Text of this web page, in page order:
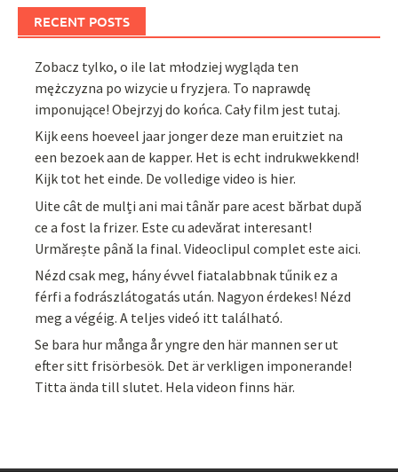
RECENT POSTS
Zobacz tylko, o ile lat młodziej wygląda ten
mężczyzna po wizycie u fryzjera. To naprawdę
imponujące! Obejrzyj do końca. Cały film jest tutaj.
Kijk eens hoeveel jaar jonger deze man eruitziet na
een bezoek aan de kapper. Het is echt indrukwekkend!
Kijk tot het einde. De volledige video is hier.
Uite cât de mulți ani mai tânăr pare acest bărbat după
ce a fost la frizer. Este cu adevărat interesant!
Urmărește până la final. Videoclipul complet este aici.
Nézd csak meg, hány évvel fiatalabbnak tűnik ez a
férfi a fodrászlátogatás után. Nagyon érdekes! Nézd
meg a végéig. A teljes videó itt található.
Se bara hur många år yngre den här mannen ser ut
efter sitt frisörbesök. Det är verkligen imponerande!
Titta ända till slutet. Hela videon finns här.